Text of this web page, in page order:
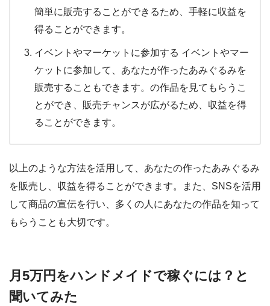
簡単に販売することができるため、手軽に収益を
得ることができます。
イベントやマーケットに参加する イベントやマー
ケットに参加して、あなたが作ったあみぐるみを
販売することもできます。の作品を見てもらうこ
とができ、販売チャンスが広がるため、収益を得
ることができます。
以上のような方法を活用して、あなたの作ったあみぐるみ
を販売し、収益を得ることができます。また、SNSを活用
して商品の宣伝を行い、多くの人にあなたの作品を知って
もらうことも大切です。
月5万円をハンドメイドで稼ぐには？と
聞いてみた